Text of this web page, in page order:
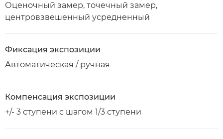
Оценочный замер, точечный замер,
центровзвешенный усредненный
Фиксация экспозиции
Автоматическая / ручная
Компенсация экспозиции
+/- 3 ступени с шагом 1/3 ступени